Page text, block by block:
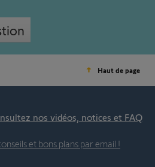
Haut de page
nos vidéos, notices et FAQ
et bons plans par email !